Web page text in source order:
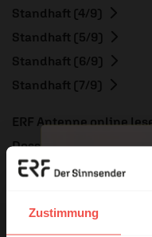
Zustimmung
Standhaft (4/9)
Standhaft (5/9)
Standhaft (6/9)
Standhaft (7/9)
ERF Antenne online
Dossier zum Thema:
Nutzungsrechte